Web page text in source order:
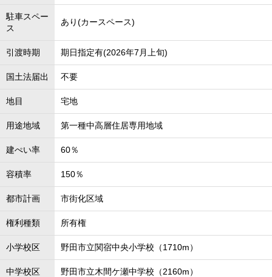
駐車スペー
ス
あり(カースペース)
引渡時期 期日指定有(2026年7月上旬)
国土法届出 不要
地目 宅地
用途地域 第一種中高層住居専用地域
建ぺい率 60％
容積率 150％
都市計画 市街化区域
権利種類 所有権
小学校区 野田市立関宿中央小学校（1710m）
中学校区 野田市立木間ケ瀬中学校（2160m）